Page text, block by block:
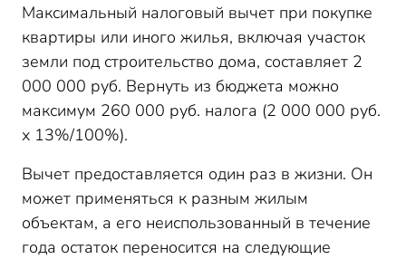
Максимальный налоговый вычет при покупке
квартиры или иного жилья, включая участок
земли под строительство дома, составляет 2
000 000 руб. Вернуть из бюджета можно
максимум 260 000 руб. налога (2 000 000 руб.
х 13%/100%).
Вычет предоставляется один раз в жизни. Он
может применяться к разным жилым
объектам, а его неиспользованный в течение
года остаток переносится на следующие